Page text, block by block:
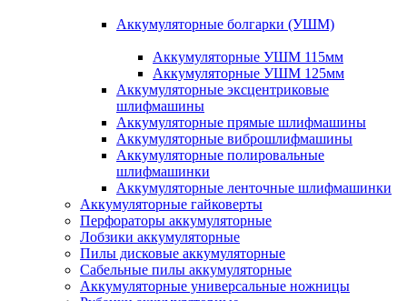
Аккумуляторные болгарки (УШМ)
Аккумуляторные УШМ 115мм
Аккумуляторные УШМ 125мм
Аккумуляторные эксцентриковые
шлифмашины
Аккумуляторные прямые шлифмашины
Аккумуляторные виброшлифмашины
Аккумуляторные полировальные
шлифмашинки
Аккумуляторные ленточные шлифмашинки
Аккумуляторные гайковерты
Перфораторы аккумуляторные
Лобзики аккумуляторные
Пилы дисковые аккумуляторные
Сабельные пилы аккумуляторные
Аккумуляторные универсальные ножницы